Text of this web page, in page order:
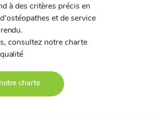
à des critères précis en
et de service
rendu.
consultez notre charte
qualité
charte